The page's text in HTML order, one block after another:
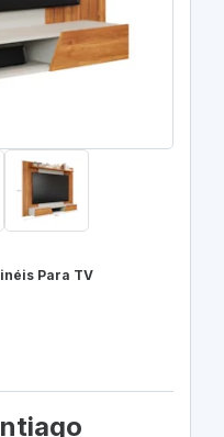
Para TV